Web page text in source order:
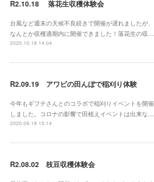
R2.10.18 落花生収穫体験会
台風など週末の天候不良続きで開催が遅れましたが、
なんとか収穫適期内に開催できました！落花生の収…
2020.10.18 14:04
R2.09.19 アワビの田んぼで稲刈り体験
今年もギフテさんとのコラボで稲刈りイベントを開催
しました。コロナの影響で田植えイベントは出来な…
2020.09.18 15:14
R2.08.02 枝豆収穫体験会